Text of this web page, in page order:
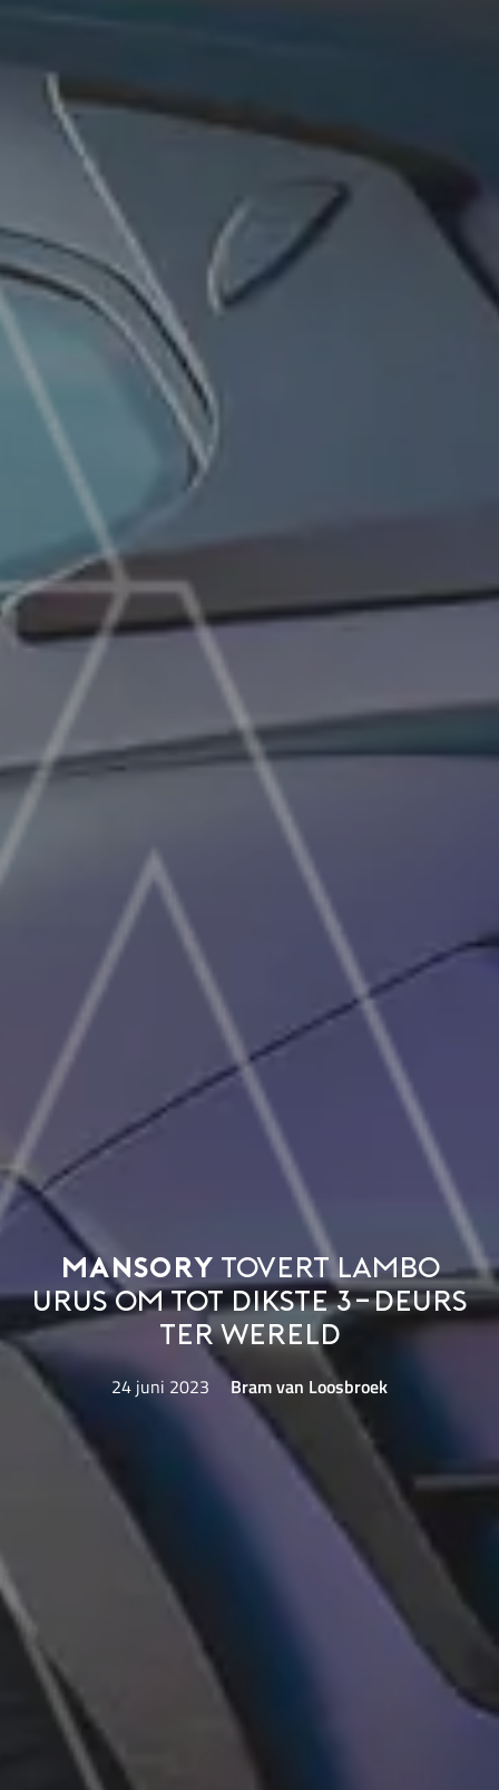
Mansory tovert Lambo
Urus om tot dikste 3-deurs
ter wereld
24 juni 2023 Bram van Loosbroek